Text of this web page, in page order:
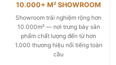
10.000+ M² SHOWROOM
Showroom trải nghiệm rộng hơn
10.000m² — nơi trưng bày sản
phẩm chất lượng đến từ hơn
1.000 thương hiệu nổi tiếng toàn
cầu